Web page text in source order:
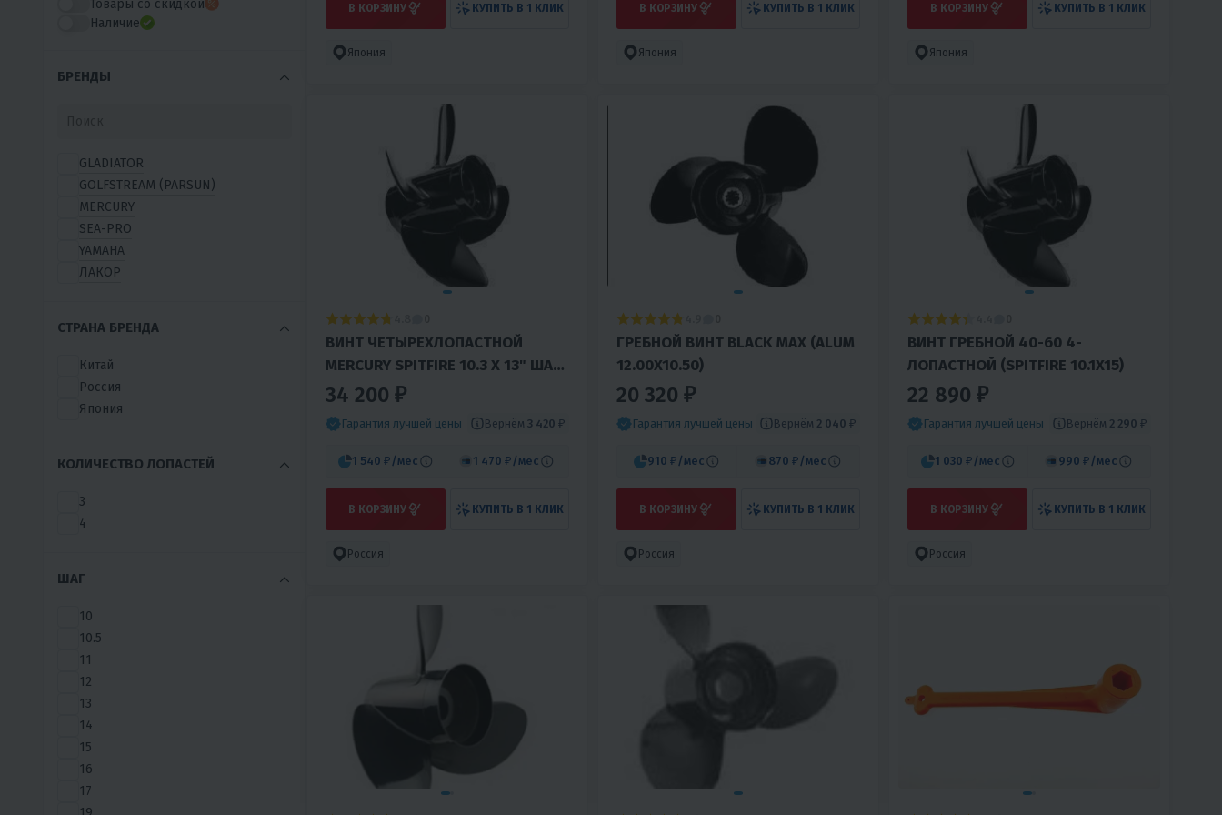
Товары со скидкой
Наличие
БРЕНДЫ
GLADIATOR
GOLFSTREAM (PARSUN)
MERCURY
SEA-PRO
YAMAHA
ЛАКОР
СТРАНА БРЕНДА
Китай
Россия
Япония
КОЛИЧЕСТВО ЛОПАСТЕЙ
3
4
ШАГ
10
10.5
11
12
13
14
15
16
17
В КОРЗИНУ КУПИТЬ В 1 КЛИК
Япония
В КОРЗИНУ КУПИТЬ В 1 КЛИК
Япония
В КОРЗИНУ КУПИТЬ В 1 КЛИК
Япония
ВИНТ ЧЕТЫРЕХЛОПАСТНОЙ
MERCURY SPITFIRE 10.3 Х 13" ШАГ
40-60 Л.С. 25% ЭФФЕКТИВНЕЕ
34 200 ₽
Гарантия лучшей цены Вернём 3 420 ₽
1 540 ₽ /мес 1 470 ₽ /мес
В КОРЗИНУ КУПИТЬ В 1 КЛИК
Россия
ГРЕБНОЙ ВИНТ BLACK MAX (ALUM
12.00X10.50)
20 320 ₽
Гарантия лучшей цены Вернём 2 040 ₽
910 ₽ /мес 870 ₽ /мес
В КОРЗИНУ КУПИТЬ В 1 КЛИК
Россия
ВИНТ ГРЕБНОЙ 40-60 4-
ЛОПАСТНОЙ (SPITFIRE 10.1X15)
22 890 ₽
Гарантия лучшей цены Вернём 2 290 ₽
1 030 ₽ /мес 990 ₽ /мес
В КОРЗИНУ КУПИТЬ В 1 КЛИК
Россия